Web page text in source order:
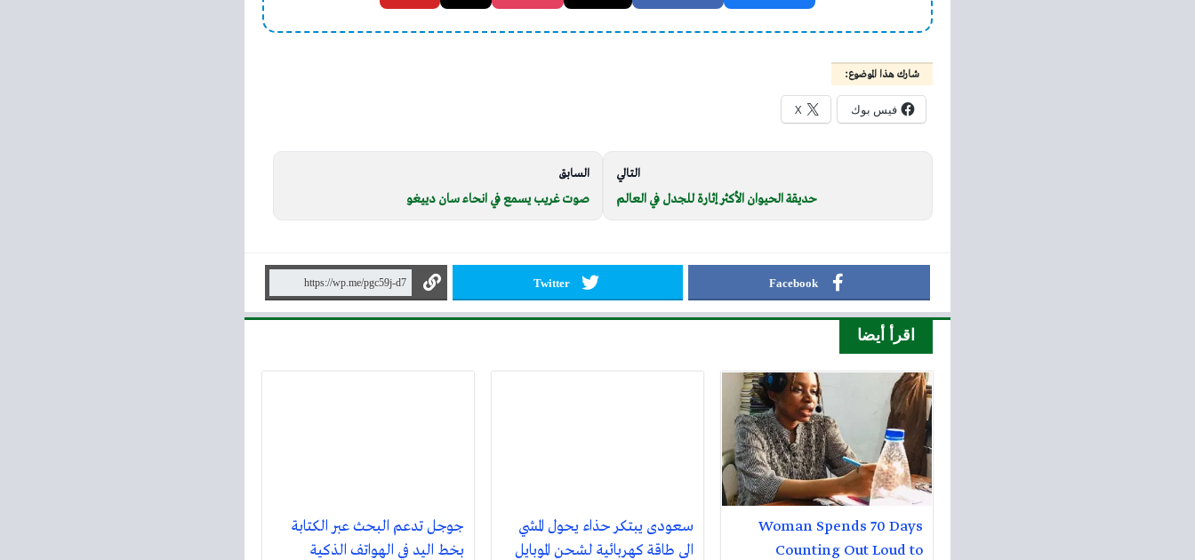
شارك هذا الموضوع:
فيس بوك X
التالي
حديقة الحيوان الأكثر إثارة للجدل في العالم
السابق
صوت غريب يسمع في انحاء سان دييغو
Facebook
Twitter
اقرأ أيضا
Woman Spends 70 Days
Counting Out Loud to
سعودى يبتكر حذاء يحول المشي
الى طاقة كهربائية لشحن الموبايل
جوجل تدعم البحث عبر الكتابة
بخط اليد في الهواتف الذكية